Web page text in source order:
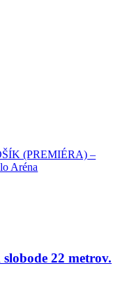
(PREMIÉRA) –
Aréna
22 metrov.